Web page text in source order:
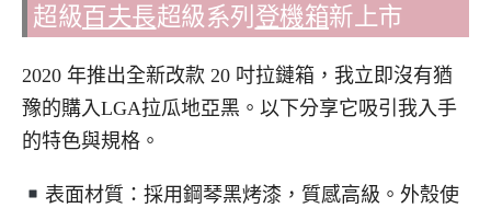
超級 百夫長超級系列 登機箱新上市
2020 年推出全新改款 20 吋拉鏈箱，我立即沒有猶
豫的購入LGA拉瓜地亞黑。以下分享它吸引我入手
的特色與規格。
表面材質：採用鋼琴黑烤漆，質感高級。外殼使